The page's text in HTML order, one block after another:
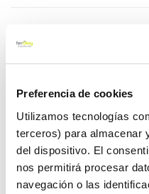
Preferencia de cookies
Utilizamos tecnologías
terceros) para almacenar
del dispositivo. El
nos permitirá procesar
navegación o las
Click&Collect - Recogida gratis
en nuestras tiendas